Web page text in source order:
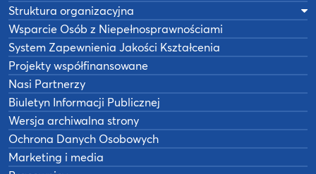
Struktura organizacyjna
Wsparcie Osób z Niepełnosprawnościami
System Zapewnienia Jakości Kształcenia
Projekty współfinansowane
Nasi Partnerzy
Biuletyn Informacji Publicznej
Wersja archiwalna strony
Ochrona Danych Osobowych
Marketing i media